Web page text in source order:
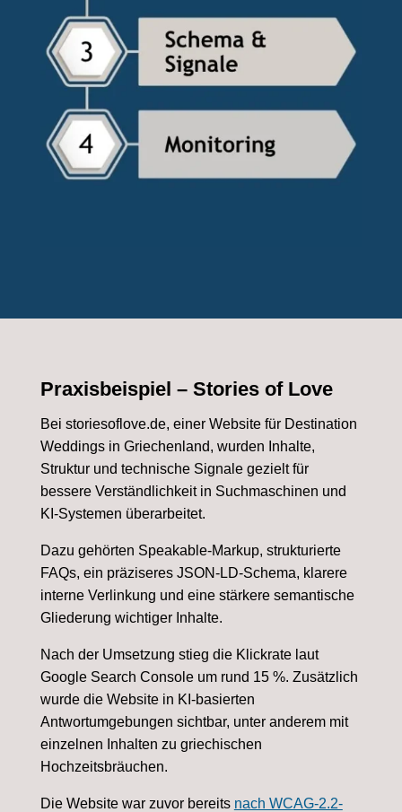
Praxisbeispiel – Stories of Love
Bei storiesoflove.de, einer Website für Destination
Weddings in Griechenland, wurden Inhalte,
Struktur und technische Signale gezielt für
bessere Verständlichkeit in Suchmaschinen und
KI-Systemen überarbeitet.
Dazu gehörten Speakable-Markup, strukturierte
FAQs, ein präziseres JSON-LD-Schema, klarere
interne Verlinkung und eine stärkere semantische
Gliederung wichtiger Inhalte.
Nach der Umsetzung stieg die Klickrate laut
Google Search Console um rund 15 %. Zusätzlich
wurde die Website in KI-basierten
Antwortumgebungen sichtbar, unter anderem mit
einzelnen Inhalten zu griechischen
Hochzeitsbräuchen.
Die Website war zuvor bereits nach WCAG-2.2-